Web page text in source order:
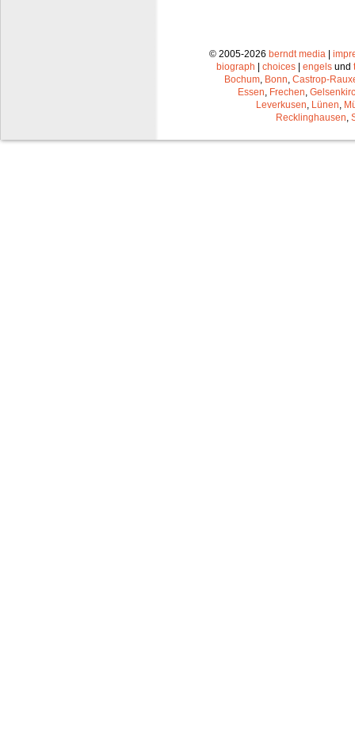
© 2005-2026 berndt media |
biograph | choices | engels und
Bochum Bonn Castrop-
Essen Frechen
Leverkusen Lünen
Recklinghausen